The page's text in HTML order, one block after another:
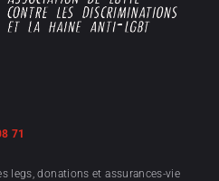
71
legs, donations et assurances-vie